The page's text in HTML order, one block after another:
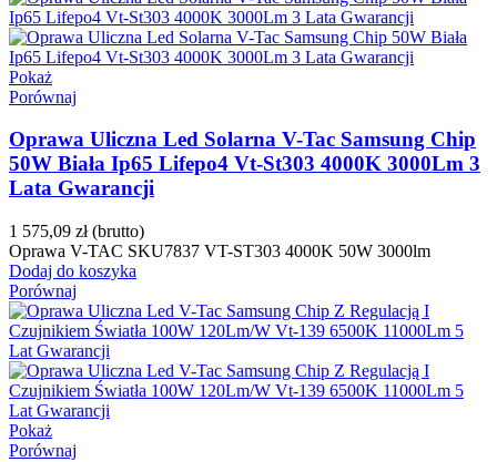
Pokaż
Porównaj
Oprawa Uliczna Led Solarna V-Tac Samsung Chip
50W Biała Ip65 Lifepo4 Vt-St303 4000K 3000Lm 3
Lata Gwarancji
1 575,09 zł (brutto)
Oprawa V-TAC SKU7837 VT-ST303 4000K 50W 3000lm
Dodaj do koszyka
Porównaj
Pokaż
Porównaj